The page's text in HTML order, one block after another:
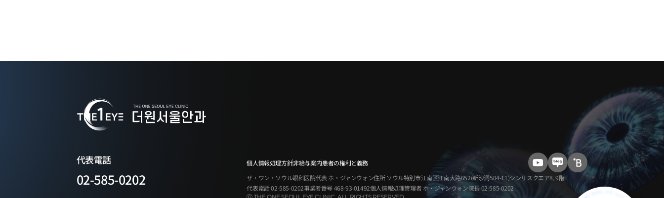
代表電話
02-585-0202
個人情報処理方針非給与案内患者の権利と義務
ザ・ワン・ソウル眼科医院代表 ホ・ジャンウォン住所 ソウル特別市江南区江南大路652(新沙洞504-11)シンサスクエア8, 9階
代表電話02-585-0202事業者番号468-93-01492個人情報処理管理者 ホ・ジャンウォン院長02-585-0202